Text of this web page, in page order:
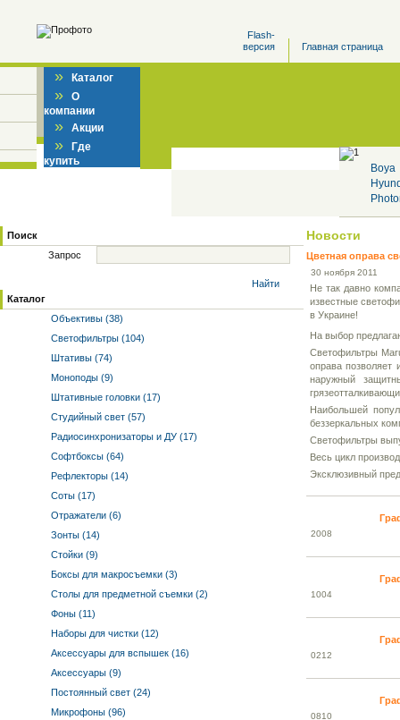
Flash-
версия
Главная страница
» Каталог
» О
компании
» Акции
» Где
купить
Boya
Поиск
Запрос
Найти
Каталог
Объективы (38)
Светофильтры (104)
Штативы (74)
Моноподы (9)
Штативные головки (17)
Студийный свет (57)
Радиосинхронизаторы и ДУ (17)
Софтбоксы (64)
Рефлекторы (14)
Соты (17)
Отражатели (6)
Зонты (14)
Стойки (9)
Боксы для макросъемки (3)
Столы для предметной съемки (2)
Фоны (11)
Наборы для чистки (12)
Аксессуары для вспышек (16)
Аксессуары (9)
Постоянный свет (24)
Микрофоны (96)
Новости
Цветная оправа
30 ноября 2011
Не так давно
известные
в Украине!
На выбор
Светофильтры
оправа позволяет
наружный
Наибольшей
беззеркальных
Светофильтры
Весь цикл
Эксклюзивный
2008
1004
0212
0810